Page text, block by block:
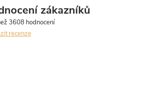
zákazníků
recenze